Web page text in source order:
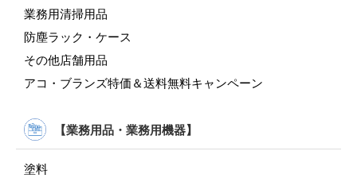
業務用清掃用品
防塵ラック・ケース
その他店舗用品
アコ・ブランズ特価＆送料無料キャンペーン
【業務用品・業務用機器】
塗料